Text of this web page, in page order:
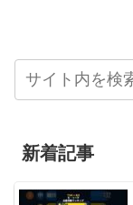
新着記事